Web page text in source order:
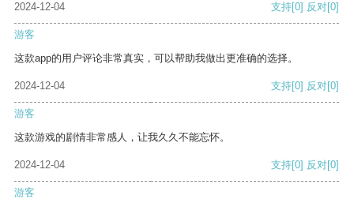
2024-12-04
支持[0] 反对[0]
游客
这款app的用户评论非常真实，可以帮助我做出更准确的选择。
2024-12-04 支持[0] 反对[0]
游客
这款游戏的剧情非常感人，让我久久不能忘怀。
2024-12-04 支持[0] 反对[0]
游客